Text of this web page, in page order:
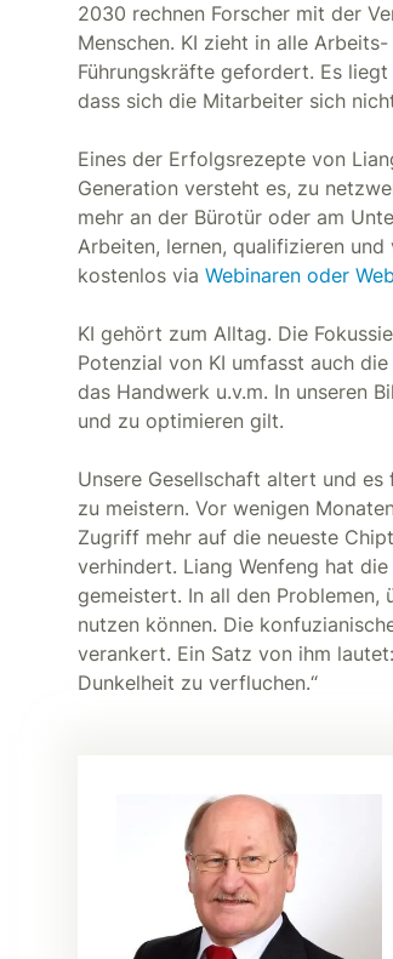
2030 rechnen Forscher mit der
Menschen. KI zieht in alle
Führungskräfte gefordert. Es
dass sich die Mitarbeiter sich
Eines der Erfolgsrezepte von
Generation versteht es, zu
mehr an der Bürotür oder am
Arbeiten, lernen, qualifizieren
kostenlos via Webinaren oder
KI gehört zum Alltag. Die
Potenzial von KI umfasst auch
das Handwerk u.v.m. In unseren
und zu optimieren gilt.
Unsere Gesellschaft altert und
zu meistern. Vor wenigen
Zugriff mehr auf die neueste
verhindert. Liang Wenfeng hat
gemeistert. In all den
nutzen können. Die
verankert. Ein Satz von ihm
Dunkelheit zu verfluchen.“